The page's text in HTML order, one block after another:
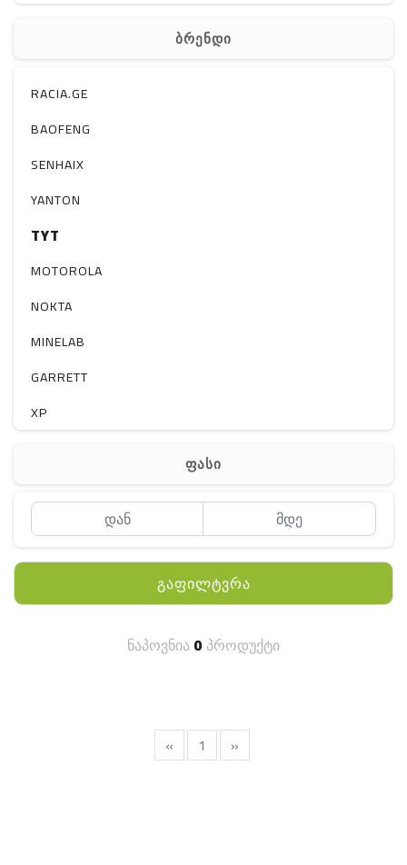
ელ. მოწყობილობები
მაგნიტი
სხვა
ბრენდი
RACIA.GE
BAOFENG
SENHAIX
YANTON
TYT
MOTOROLA
NOKTA
MINELAB
GARRETT
XP
QYT
ფასი
გაფილტვრა
ნაპოვნია0 პროდუქტი
« 1 »